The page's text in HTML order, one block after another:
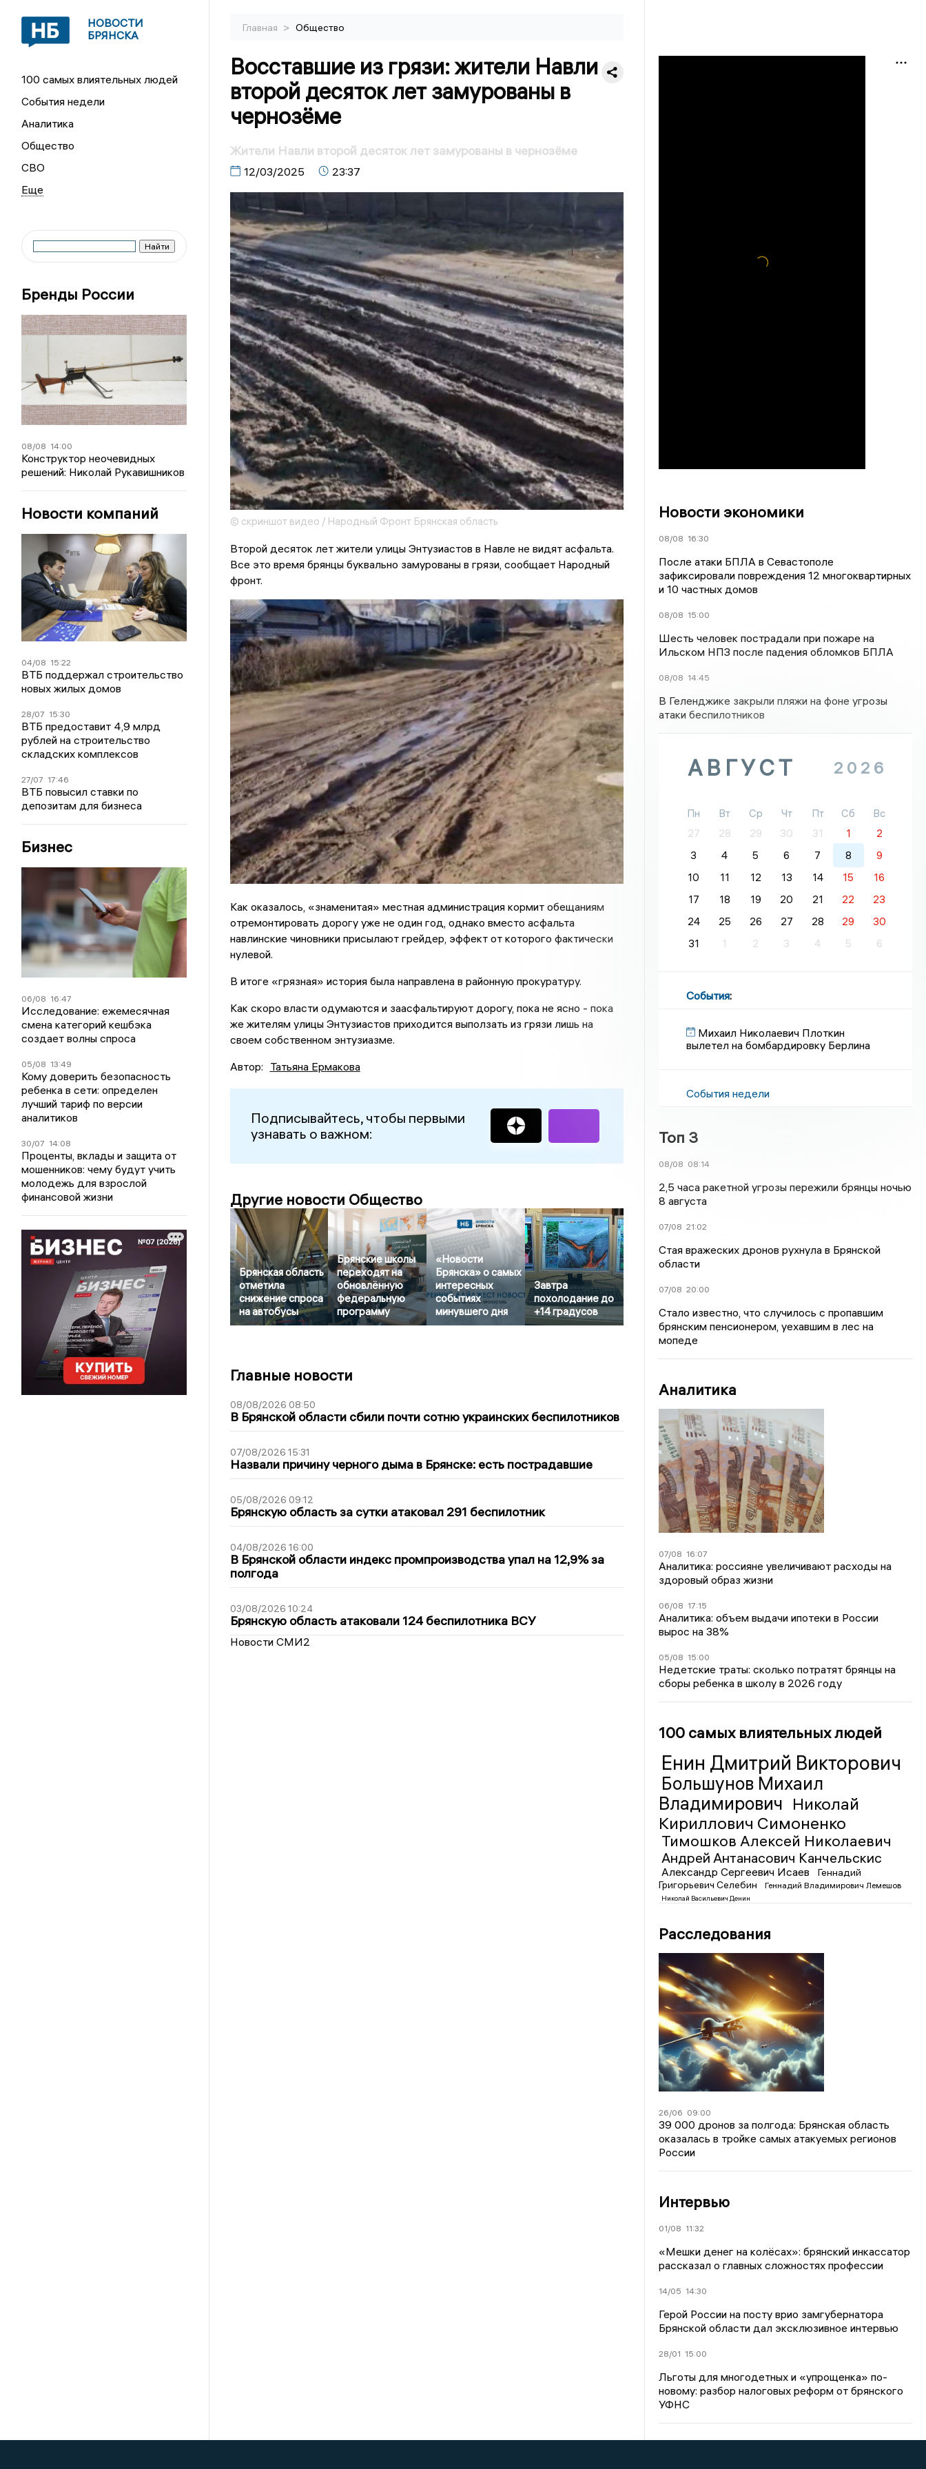
НОВОСТИ
БРЯНСКА
100 самых влиятельных людей
События недели
Аналитика
Общество
СВО
Бренды России
08/08 14:00
Конструктор неочевидных
решений: Николай Рукавишников
Новости компаний
04/08 15:22
ВТБ поддержал строительство
новых жилых домов
28/07 15:30
ВТБ предоставит 4,9 млрд
рублей на строительство
складских комплексов
27/07 17:46
ВТБ повысил ставки по
депозитам для бизнеса
Бизнес
06/08 16:47
Исследование: ежемесячная
смена категорий кешбэка
создает волны спроса
05/08 13:49
Кому доверить безопасность
ребенка в сети: определен
лучший тариф по версии
аналитиков
30/07 14:08
Проценты, вклады и защита от
мошенников: чему будут учить
молодежь для взрослой
финансовой жизни
Главная > Общество
Восставшие из грязи: жители Навли
второй десяток лет замурованы в
чернозёме
Жители Навли второй десяток лет замурованы в чернозёме
12/03/2025 23:37
© скриншот видео / Народный Фронт Брянская область
Второй десяток лет жители улицы Энтузиастов в Навле не видят асфальта.
Все это время брянцы буквально замурованы в грязи, сообщает Народный
фронт.
Как оказалось, «знаменитая» местная администрация кормит обещаниям
отремонтировать дорогу уже не один год, однако вместо асфальта
навлинские чиновники присылают грейдер, эффект от которого фактически
нулевой.
В итоге «грязная» история была направлена в районную прокуратуру.
Как скоро власти одумаются и заасфальтируют дорогу, пока не ясно - пока
же жителям улицы Энтузиастов приходится выползать из грязи лишь на
своем собственном энтузиазме.
Автор: Татьяна Ермакова
Подписывайтесь, чтобы первыми
узнавать о важном:
Другие новости Общество
Брянская область
отметила
снижение спроса
на автобусы
Брянские школы
переходят на
обновлённую
федеральную
программу
«Новости
Брянска» о самых
интересных
событиях
минувшего дня
Завтра
похолодание до
+14 градусов
Главные новости
08/08/2026 08:50
В Брянской области сбили почти сотню украинских беспилотников
07/08/2026 15:31
Назвали причину черного дыма в Брянске: есть пострадавшие
05/08/2026 09:12
Брянскую область за сутки атаковал 291 беспилотник
04/08/2026 16:00
В Брянской области индекс промпроизводства упал на 12,9% за
полгода
03/08/2026 10:24
Брянскую область атаковали 124 беспилотника ВСУ
Новости СМИ2
Новости экономики
08/08 16:30
После атаки БПЛА в Севастополе
зафиксировали повреждения 12 многоквартирных
и 10 частных домов
08/08 15:00
Шесть человек пострадали при пожаре на
Ильском НПЗ после падения обломков БПЛА
08/08 14:45
В Геленджике закрыли пляжи на фоне угрозы
атаки беспилотников
АВГУСТ 2026
Пн Вт Ср Чт Пт Сб
Вс
27
28 29 30 31 1
2
3
4 5 6 7 8
9
10
11 12 13 14 15
16
17
18 19 20 21 22
23
24
25 26 27 28 29
30
31
1 2 3 4 5 6
События:
Михаил Николаевич Плоткин
вылетел на бомбардировку Берлина
События недели
Топ 3
08/08 08:14
2,5 часа ракетной угрозы пережили брянцы ночью
8 августа
07/08 21:02
Стая вражеских дронов рухнула в Брянской
области
07/08 20:00
Стало известно, что случилось с пропавшим
брянским пенсионером, уехавшим в лес на
мопеде
Аналитика
07/08 16:07
Аналитика: россияне увеличивают расходы на
здоровый образ жизни
06/08 17:15
Аналитика: объем выдачи ипотеки в России
вырос на 38%
05/08 15:00
Недетские траты: сколько потратят брянцы на
сборы ребенка в школу в 2026 году
100 самых влиятельных людей
Енин Дмитрий Викторович
Большунов Михаил
Владимирович Николай
Кириллович Симоненко
Тимошков Алексей Николаевич
Андрей Антанасович Канчельскис
Александр Сергеевич Исаев
Геннадий
Григорьевич Селебин
Геннадий Владимирович Лемешов
Николай Васильевич Денин
Расследования
26/06 09:00
39 000 дронов за полгода: Брянская область
оказалась в тройке самых атакуемых регионов
России
Интервью
01/08 11:32
«Мешки денег на колёсах»: брянский инкассатор
рассказал о главных сложностях профессии
14/05 14:30
Герой России на посту врио замгубернатора
Брянской области дал эксклюзивное интервью
28/01 15:00
Льготы для многодетных и «упрощенка» по-
новому: разбор налоговых реформ от брянского
УФНС